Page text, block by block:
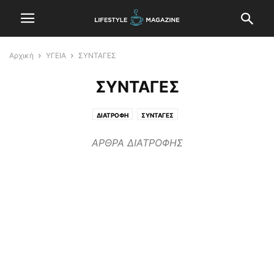
Αρχική ΥΓΕΙΑ ΣΥΝΤΑΓΕΣ
ΣΥΝΤΑΓΕΣ
ΔΙΑΤΡΟΦΗ ΣΥΝΤΑΓΕΣ
ΑΡΘΡΑ ΔΙΑΤΡΟΦΗΣ